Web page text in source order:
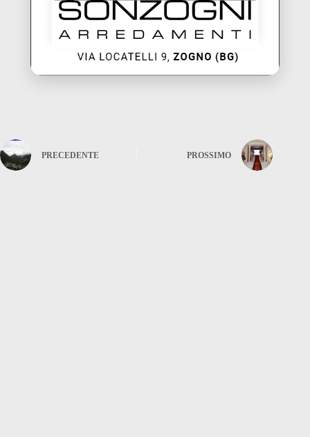
PRECEDENTE PROSSIMO